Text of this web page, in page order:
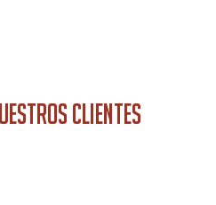
CLIENTES